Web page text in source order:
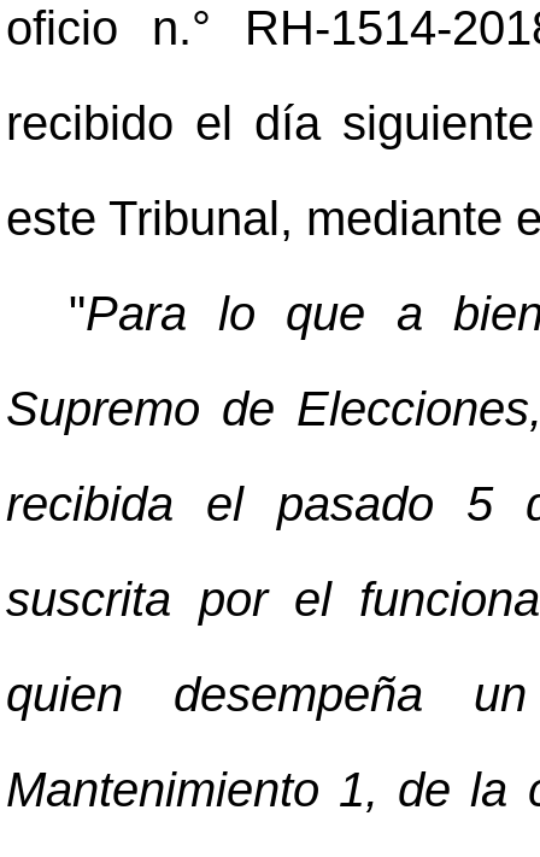
oficio n.° RH-1514-
recibido el día
este Tribunal, mediante
"Para lo que a
Supremo de
recibida el pasado 5
suscrita por el
quien desempeña
Mantenimiento 1, de la